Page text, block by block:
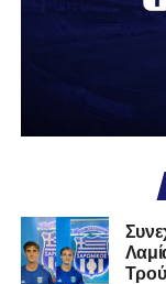
Α.Ο.
Κιθαιρών
Α.Ε.
Α.Ο. Νέας
Α.Ε.